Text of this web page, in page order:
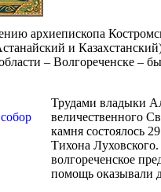
архиепископа
и
– Волгореченске –
Трудами владыки
величественного
камня состоялось
Тихона
волгореченское
помощь оказывали